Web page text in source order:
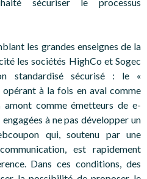
les grandes enseignes de la
les sociétés HighCo et Sogec
standardisé sécurisé : le «
à la fois en aval comme
comme émetteurs de e-
à ne pas développer un
qui, soutenu par une
est rapidement
Dans ces conditions, des